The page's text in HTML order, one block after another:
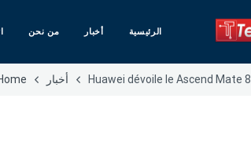
الرئيسية أخبار من نحن
Huawei dévoile le Ascend Mate 8 أخبار